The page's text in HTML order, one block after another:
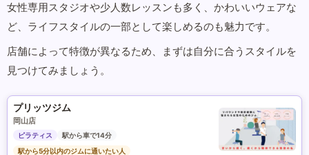
女性専用スタジオや少人数レッスンも多く、かわいいウェアな
ど、ライフスタイルの一部として楽しめるのも魅力です。
店舗によって特徴が異なるため、まずは自分に合うスタイルを
見つけてみましょう。
プリッツジム
岡山店
ピラティス
駅から車で14分
駅から5分以内のジムに通いたい人